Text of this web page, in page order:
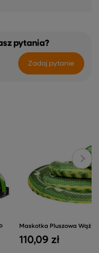
pytania?
Zadaj pytanie
Maskotka Pluszowa Wąż
110,09 zł